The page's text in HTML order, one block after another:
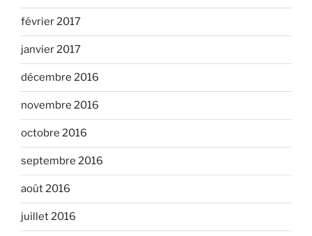
février 2017
janvier 2017
décembre 2016
novembre 2016
octobre 2016
septembre 2016
août 2016
juillet 2016